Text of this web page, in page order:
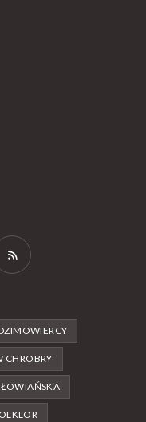
CHROBRY